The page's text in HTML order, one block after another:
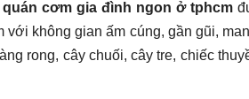
quán cơm gia đình ngon ở tphcm
không gian ấm cúng, gần gũi,
rong, cây chuối, cây tre, chiếc